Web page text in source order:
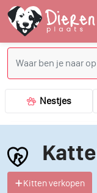
Nestjes
Kitten verkopen